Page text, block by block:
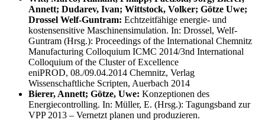
Annett; Dudarev, Ivan; Wittstock, Volker; Götze Uwe;
Drossel Welf-Guntram: Echtzeitfähige energie- und
kostensensitive Maschinensimulation. In: Drossel, Welf-
Guntram (Hrsg.): Proceedings of the International Chemnitz
Manufacturing Colloquium ICMC 2014/3nd International
Colloquium of the Cluster of Excellence
eniPROD, 08./09.04.2014 Chemnitz, Verlag
Wissenschaftliche Scripten, Auerbach 2014
Bierer, Annett; Götze, Uwe: Konzeptionen des
Energiecontrolling. In: Müller, E. (Hrsg.): Tagungsband zur
VPP 2013 – Vernetzt planen und produzieren.